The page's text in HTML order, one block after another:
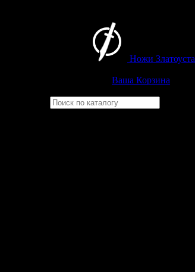
Ножи Златоуста
Ваша Корзина